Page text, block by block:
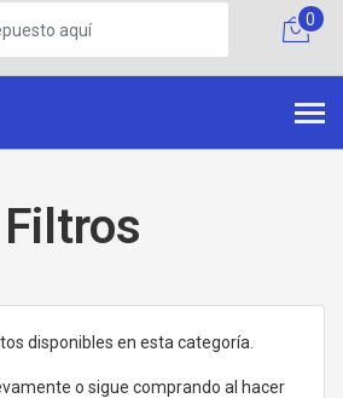
0
Filtros
disponibles en esta categoría.
o sigue comprando al hacer